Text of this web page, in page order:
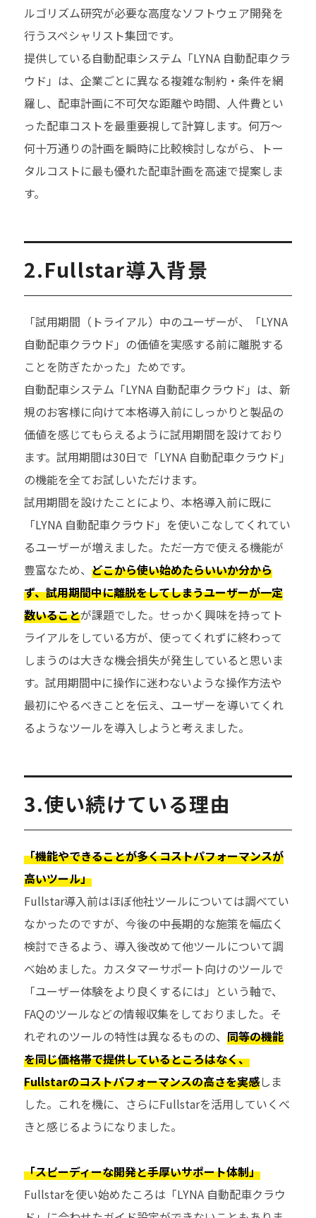
ルゴリズム研究が必要な高度なソフトウェア開発を
行うスペシャリスト集団です。
提供している自動配車システム「LYNA 自動配車クラ
ウド」は、企業ごとに異なる複雑な制約・条件を網
羅し、配車計画に不可欠な距離や時間、人件費とい
った配車コストを最重要視して計算します。何万〜
何十万通りの計画を瞬時に比較検討しながら、トー
タルコストに最も優れた配車計画を高速で提案しま
す。
2.Fullstar導入背景
「試用期間（トライアル）中のユーザーが、「LYNA
自動配車クラウド」の価値を実感する前に離脱する
ことを防ぎたかった」ためです。
自動配車システム「LYNA 自動配車クラウド」は、新
規のお客様に向けて本格導入前にしっかりと製品の
価値を感じてもらえるように試用期間を設けており
ます。試用期間は30日で「LYNA 自動配車クラウド」
の機能を全てお試しいただけます。
試用期間を設けたことにより、本格導入前に既に
「LYNA 自動配車クラウド」を使いこなしてくれてい
るユーザーが増えました。ただ一方で使える機能が
豊富なため、 どこから使い始めたらいいか分から
ず、試用期間中に離脱をしてしまうユーザーが一定
数いることが課題でした。せっかく興味を持ってト
ライアルをしている方が、使ってくれずに終わって
しまうのは大きな機会損失が発生していると思いま
す。試用期間中に操作に迷わないような操作方法や
最初にやるべきことを伝え、ユーザーを導いてくれ
るようなツールを導入しようと考えました。
3.使い続けている理由
「機能やできることが多くコストパフォーマンスが
高いツール」
Fullstar導入前はほぼ他社ツールについては調べてい
なかったのですが、今後の中長期的な施策を幅広く
検討できるよう、導入後改めて他ツールについて調
べ始めました。カスタマーサポート向けのツールで
「ユーザー体験をより良くするには」という軸で、
FAQのツールなどの情報収集をしておりました。そ
れぞれのツールの特性は異なるものの、 同等の機能
を同じ価格帯で提供しているところはなく、
Fullstarのコストパフォーマンスの高さを実感しま
した。これを機に、さらにFullstarを活用していくべ
きと感じるようになりました。
「スピーディーな開発と手厚いサポート体制」
Fullstarを使い始めたころは「LYNA 自動配車クラウ